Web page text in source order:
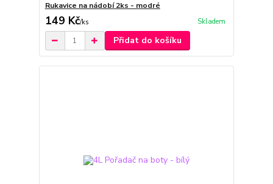
Rukavice na nádobí 2ks - modré
149 Kč/ks Skladem
Přidat do košíku